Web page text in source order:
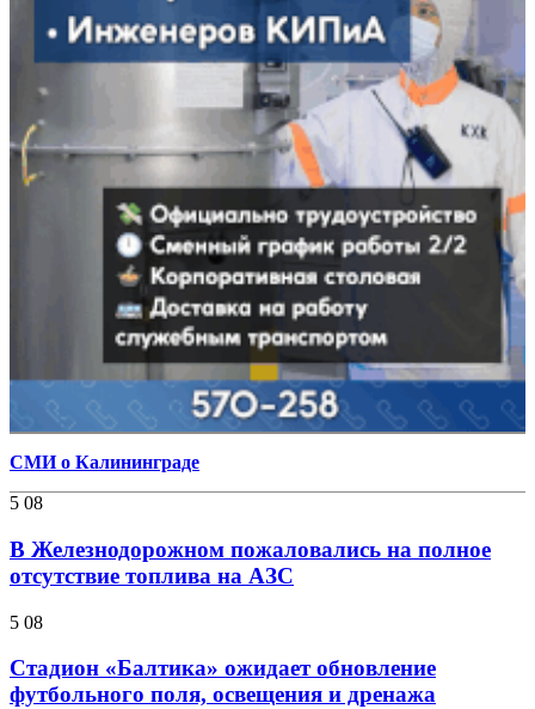
СМИ о Калининграде
5 08
В Железнодорожном пожаловались на полное
отсутствие топлива на АЗС
5 08
Стадион «Балтика» ожидает обновление
футбольного поля, освещения и дренажа